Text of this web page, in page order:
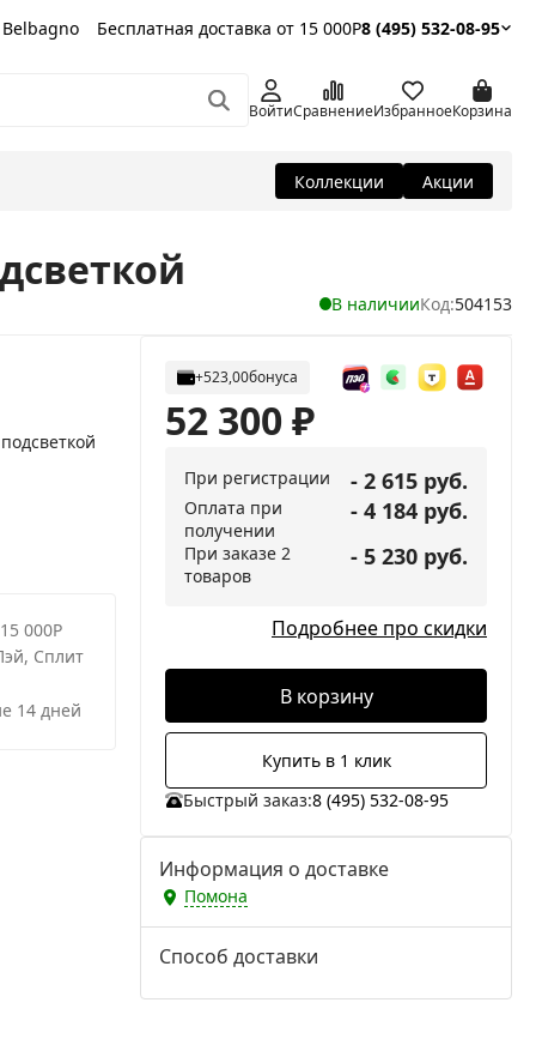
Бесплатная доставка от 15 000Р8 (495) 532-08-95
ВойтиСравнениеИзбранноеКорзина
Коллекции Акции
В наличииКод:504153
000Р
Сплит
14 дней
+523,00бонуса
52 300₽
При регистрации - 2 615 руб.
Оплата при
получении
- 4 184 руб.
При заказе 2
товаров
- 5 230 руб.
Подробнее про скидки
В корзину
Купить в 1 клик
Быстрый заказ:8 (495) 532-08-95
Информация о доставке
Помона
Способ доставки